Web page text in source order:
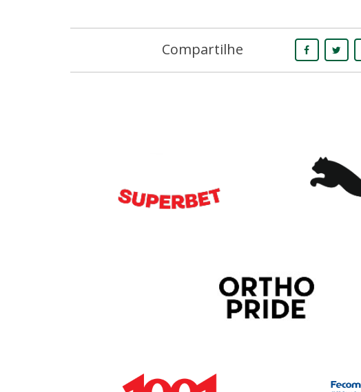
Compartilhe
- MARACANÃ OITAVAS DE FINAL - IDA -SÁB, 1/8, 17:30-
MARACANÃ